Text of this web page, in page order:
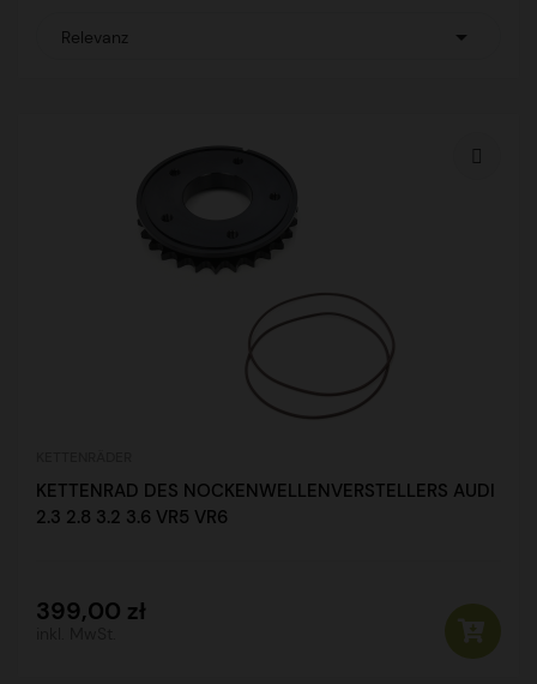
Relevanz 
KETTENRAD DES NOCKENWELLENVERSTELLERS AUDI
2.3 2.8 3.2 3.6 VR5 VR6
399,00 zł